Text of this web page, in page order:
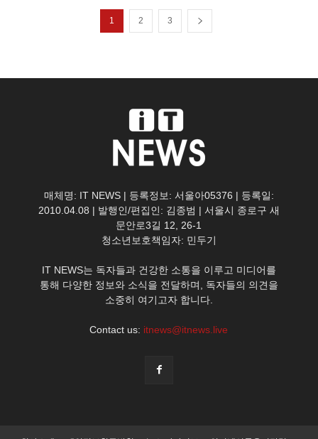
1 2 3
매체명: IT NEWS | 등록정보: 서울아05376 | 등록일:
2010.04.08 | 발행인/편집인: 김종범 | 서울시 종로구 새
문안로3길 12, 26-1
청소년보호책임자: 민두기
IT NEWS는 독자들과 건강한 소통을 이루고 미디어를
통해 다양한 정보와 소식을 전달하며, 독자들의 의견을
소중히 여기고자 합니다.
Contact us: itnews@itnews.live